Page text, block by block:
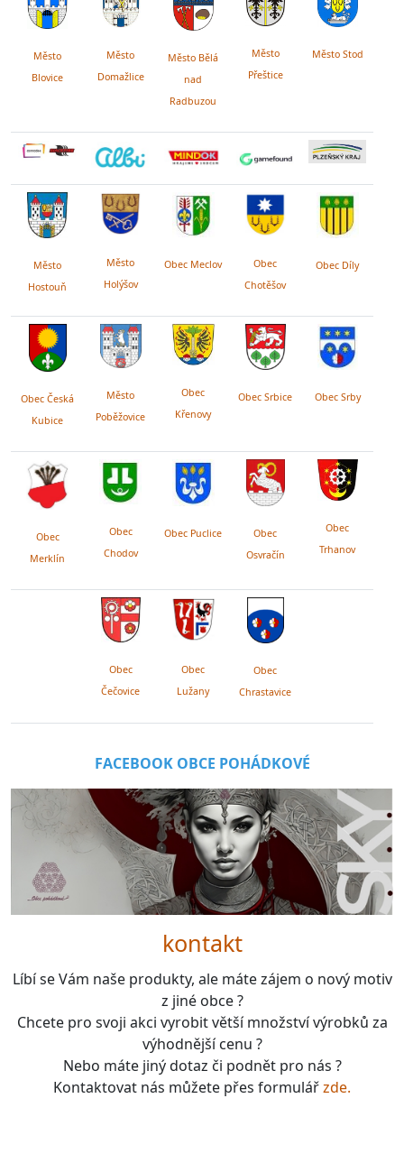
Město
Blovice
Město
Domažlice
Město Bělá
nad
Radbuzou
Město
Přeštice
Město Stod
Město
Hostouň
Město
Holýšov
Obec Meclov
Obec
Chotěšov
Obec Díly
Obec Česká
Kubice
Město
Poběžovice
Obec
Křenovy
Obec Srbice Obec Srby
Obec
Merklín
Obec
Chodov
Obec Puclice
Obec
Osvračín
Obec
Trhanov
Obec
Čečovice
Obec
Lužany
Obec
Chrastavice
FACEBOOK OBCE POHÁDKOVÉ
kontakt
Líbí se Vám naše produkty, ale máte zájem o nový motiv
z jiné obce ?
Chcete pro svoji akci vyrobit větší množství výrobků za
výhodnější cenu ?
Nebo máte jiný dotaz či podnět pro nás ?
Kontaktovat nás můžete přes formulářzde.